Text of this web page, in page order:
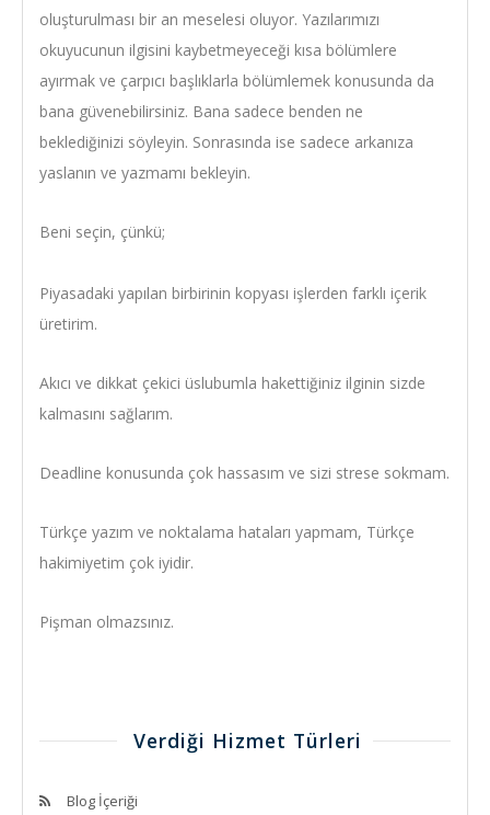
oluşturulması bir an meselesi oluyor. Yazılarımızı
okuyucunun ilgisini kaybetmeyeceği kısa bölümlere
ayırmak ve çarpıcı başlıklarla bölümlemek konusunda da
bana güvenebilirsiniz. Bana sadece benden ne
beklediğinizi söyleyin. Sonrasında ise sadece arkanıza
yaslanın ve yazmamı bekleyin.
Beni seçin, çünkü;
Piyasadaki yapılan birbirinin kopyası işlerden farklı içerik
üretirim.
Akıcı ve dikkat çekici üslubumla hakettiğiniz ilginin sizde
kalmasını sağlarım.
Deadline konusunda çok hassasım ve sizi strese sokmam.
Türkçe yazım ve noktalama hataları yapmam, Türkçe
hakimiyetim çok iyidir.
Pişman olmazsınız.
Verdiği Hizmet Türleri
Blog İçeriği